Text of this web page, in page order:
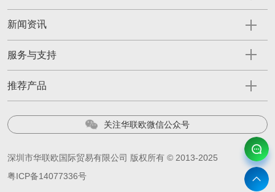
新闻资讯
服务与支持
推荐产品
关注华联欧微信公众号
深圳市华联欧国际贸易有限公司 版权所有 © 2013-2025
粤ICP备14077336号